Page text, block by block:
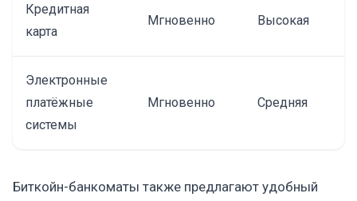
Кредитная
карта
Мгновенно Высокая
Электронные
платёжные
системы
Мгновенно Средняя
Биткойн-банкоматы также предлагают удобный